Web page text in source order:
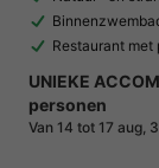
Restaurant
UNIEKE
personen
Van 14 tot 17 aug,